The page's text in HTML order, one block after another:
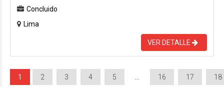
Concluido
Lima
VER DETALLE
1 2 3 4 5 16 17 18